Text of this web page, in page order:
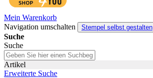
Mein Warenkorb
Navigation umschalten
Stempel selbst gestalten
Suche
Suche
Artikel
Erweiterte Suche